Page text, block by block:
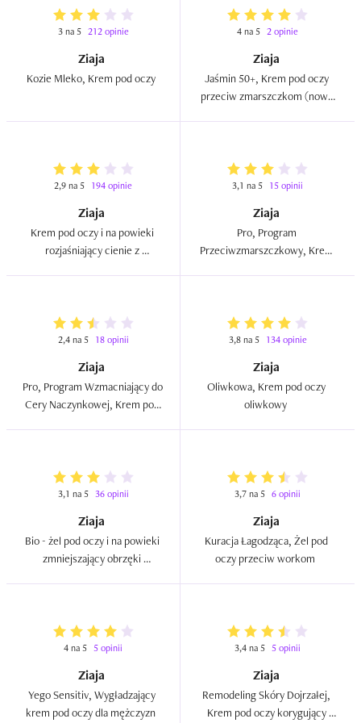
3 na 5 212 opinie
Ziaja
4 na 5 2 opinie
Ziaja
Jaśmin 50+, Krem pod oczy
przeciw zmarszczkom (nowa
2,9 na 5 194 opinie
Ziaja
Krem pod oczy i na powieki
rozjaśniający cienie z
3,1 na 5 15 opinii
Ziaja
Pro, Program
Przeciwzmarszczkowy, Krem
2,4 na 5 18 opinii
Ziaja
Pro, Program Wzmacniający do
Cery Naczynkowej, Krem pod
3,8 na 5 134 opinie
Ziaja
Oliwkowa, Krem pod oczy
3,1 na 5 36 opinii
Ziaja
Bio - żel pod oczy i na powieki
zmniejszający obrzęki
3,7 na 5 6 opinii
Ziaja
Kuracja Łagodząca, Żel pod
4 na 5 5 opinii
Ziaja
Yego Sensitiv, Wygładzający
3,4 na 5 5 opinii
Ziaja
Remodeling Skóry Dojrzałej,
Krem pod oczy korygujący